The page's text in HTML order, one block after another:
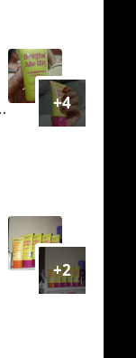
+4
+2